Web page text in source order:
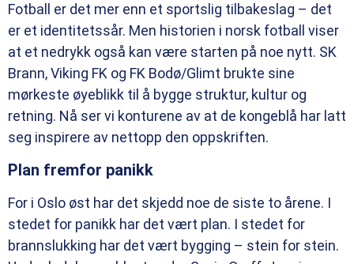
Fotball er det mer enn et sportslig tilbakeslag – det
er et identitetssår. Men historien i norsk fotball viser
at et nedrykk også kan være starten på noe nytt. SK
Brann, Viking FK og FK Bodø/Glimt brukte sine
mørkeste øyeblikk til å bygge struktur, kultur og
retning. Nå ser vi konturene av at de kongeblå har latt
seg inspirere av nettopp den oppskriften.
Plan fremfor panikk
For i Oslo øst har det skjedd noe de siste to årene. I
stedet for panikk har det vært plan. I stedet for
brannslukking har det vært bygging – stein for stein.